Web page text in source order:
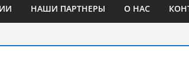
НАШИ ПАРТНЕРЫ О НАС